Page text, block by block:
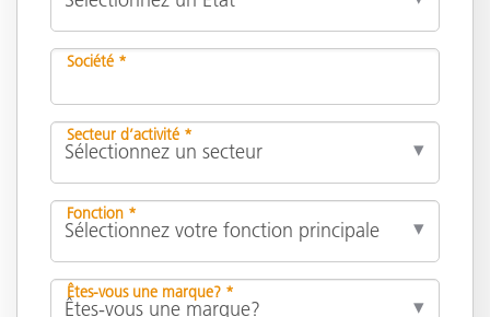
Société *
Secteur d’activité *
Fonction *
Êtes-vous une marque? *